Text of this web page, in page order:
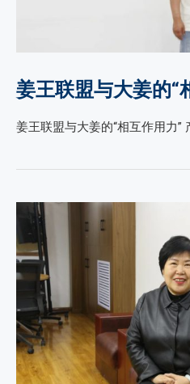
姜王联盟与大姜的“
姜王联盟与大姜的“相互作用力”